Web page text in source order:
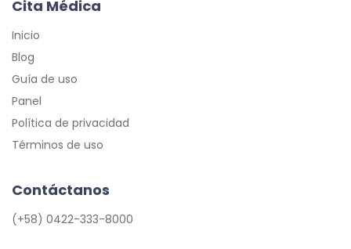
Cita Médica
Inicio
Blog
Guía de uso
Panel
Política de privacidad
Términos de uso
Contáctanos
(+58) 0422-333-8000